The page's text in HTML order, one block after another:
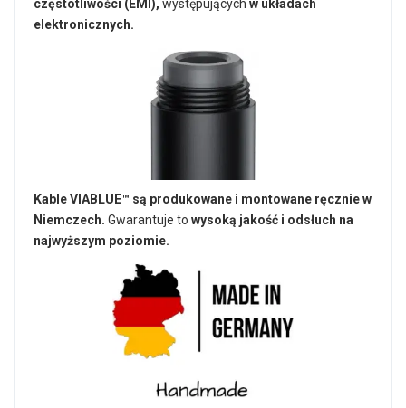
częstotliwości (EMI), występujących w układach
elektronicznych.
Kable VIABLUE™ są produkowane i montowane ręcznie w
Niemczech. Gwarantuje to wysoką jakość i odsłuch na
najwyższym poziomie.